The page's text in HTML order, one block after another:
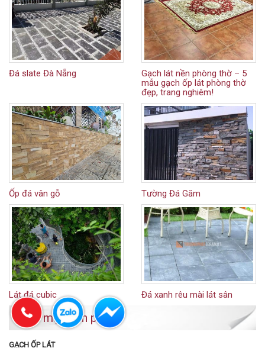
Đá slate Đà Nẵng
Gạch lát nền phòng thờ – 5
mẫu gạch ốp lát phòng thờ
đẹp, trang nghiêm!
Ốp đá vân gỗ Tường Đá Găm
Lát đá cubic Đá xanh rêu mài lát sân
Danh mục sản phẩm
GẠCH ỐP LÁT